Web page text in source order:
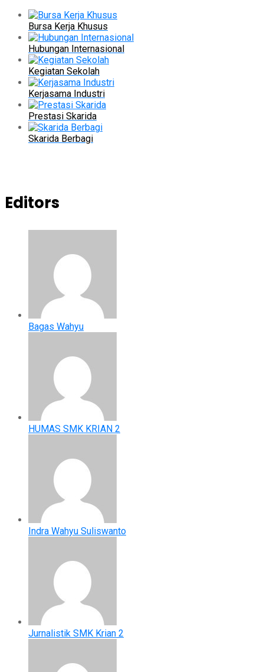
Bursa Kerja Khusus
Hubungan Internasional
Kegiatan Sekolah
Kerjasama Industri
Prestasi Skarida
Skarida Berbagi
Editors
Bagas Wahyu
HUMAS SMK KRIAN 2
Indra Wahyu Suliswanto
Jurnalistik SMK Krian 2